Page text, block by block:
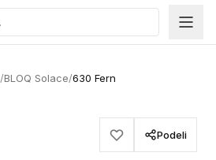
/BLOQ Solace/630 Fern
Podeli